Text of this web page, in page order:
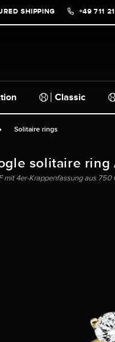
SHIPPING +49 711
Classic
Solitaire rings
solitaire ring
mit 4er-Krappenfassung aus